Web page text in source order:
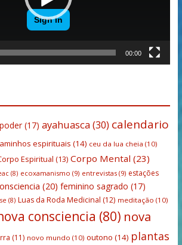
00:00
(17) ayahuasca(30) calendario
espirituais (14) ceu da lua cheia (10)
Espiritual (13) Corpo Mental (23)
(8) ecoxamanismo (9) entrevistas(9) estações
(20) feminino sagrado (17)
(8) Luas da Roda Medicinal (12) meditação (10)
consciencia (80) nova
(11) novo mundo (10) outono (14) plantas